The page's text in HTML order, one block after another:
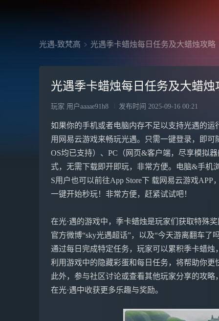
光遇-致梵高 光遇季卡蜡烛每日任务及大蜡烛攻略
光遇季卡蜡烛每日任务及大蜡烛
玩家 用户aaaae91h8 发布时间 2025-09-16 00:21
如果你的手机或者电脑内存不足以支持光遇的
用网易云游戏来畅玩光遇。只需一键登录，即
OS均已支持）、PC（网页&客户端，尽享模拟
式，无需下载即开即玩，非常方便。电脑&手机
S用户也可以前往App Store下 载网易云游戏
一键开始秒玩！非常方便，赶紧试试吧！
在光·遇的游戏中，季卡蜡烛是玩家们获取特殊
官方微博“sky光遇超话”，以及“今天游离翻车了
通过每日完成特定任务，玩家可以累积季卡蜡
利用游戏中的隐藏彩蛋和每日任务，将帮助你更
此外，参与社区讨论或查看其他玩家分享的攻
在光·遇中收获更多乐趣与奖励。